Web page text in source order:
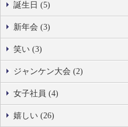
誕生日 (5)
新年会 (3)
笑い (3)
ジャンケン大会 (2)
女子社員 (4)
嬉しい (26)